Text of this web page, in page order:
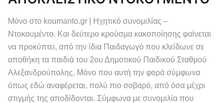
Μόνο στο koumanto.gr | Ηχητικό συνομιλίας –
Ντοκουμέντο. Και δεύτερο κρούσμα κακοποίησης φαίνεται
να προκύπτει, από την ίδια Παιδαγωγό που κλείδωνε σε
αποθήκη τα παιδιά του 2ου Δημοτικού Παιδικού Σταθμού
Αλεξανδρούπολης. Μόνο που αυτή την φορά σύμφωνα
όπως εδώ αναφέρεται, πολύ πιο σοβαρό, από όσα μέχρι
στιγμής της αποδίδονται. Σύμφωνα με συνομιλία που